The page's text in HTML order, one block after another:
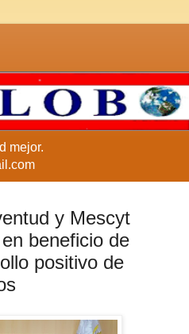
mejor.
y Mescyt
beneficio de
positivo de